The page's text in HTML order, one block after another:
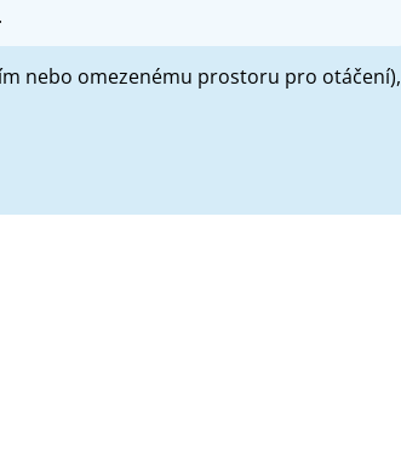
nebo omezenému prostoru pro otáčení),